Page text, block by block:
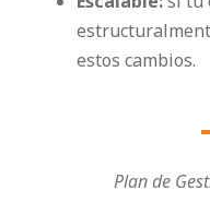
estos cambios.
Plan de